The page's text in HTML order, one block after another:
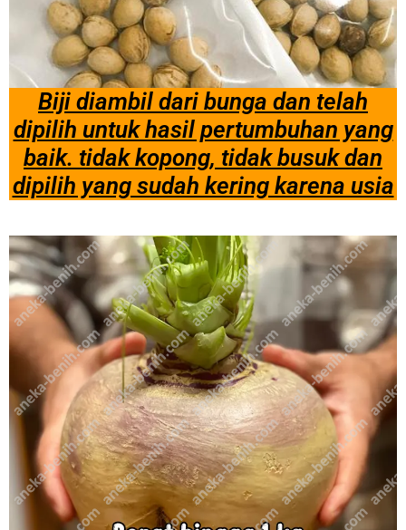
Biji diambil dari bunga dan telah
dipilih untuk hasil pertumbuhan yang
baik. tidak kopong, tidak busuk dan
dipilih yang sudah kering karena usia